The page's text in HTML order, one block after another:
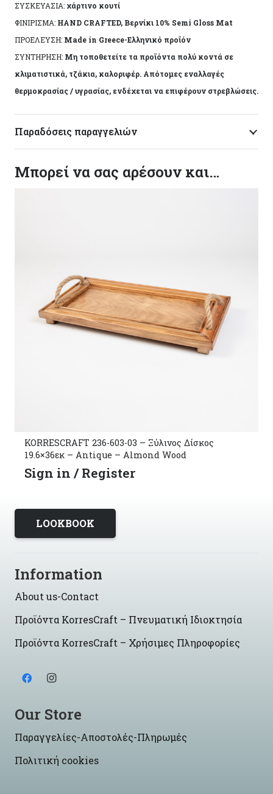
Ειδικά χαρακτηριστικά: Χειροποίητη κατασκευή,
άχρωμο προστατευτικό βερνίκι.
Το αντικείμενο ενδέχεται να φέρει ελάχιστες
αποκλίσεις ανά προϊόν λόγω της χειροποίητης
κατασκευής του. Made in Greece, by Korres Craft
ΣΥΣΚΕΥΑΣΙΑ: χάρτινο κουτί
ΦΙΝΙΡΙΣΜΑ: HAND CRAFTED, Βερνίκι 10% Semi Gloss Mat
ΠΡΟΕΛΕΥΣΗ: Made in Greece-Ελληνικό προϊόν
ΣΥΝΤΗΡΗΣΗ: Μη τοποθετείτε τα προϊόντα πολύ κοντά σε
κλιματιστικά, τζάκια, καλοριφέρ. Απότομες εναλλαγές
θερμοκρασίας / υγρασίας, ενδέχεται να επιφέρουν στρεβλώσεις.
Παραδόσεις παραγγελιών
Μπορεί να σας αρέσουν και…
KORRESCRAFT 236-603-03 – Ξύλινος Δίσκος
19.6×36εκ – Antique – Almond Wood
Sign in / Register
LOOKBOOK
Information
About us-Contact
Προϊόντα KorresCraft – Πνευματική Ιδιοκτησία
Προϊόντα KorresCraft – Χρήσιμες Πληροφορίες
Our Store
Παραγγελίες-Αποστολές-Πληρωμές
Πολιτική cookies